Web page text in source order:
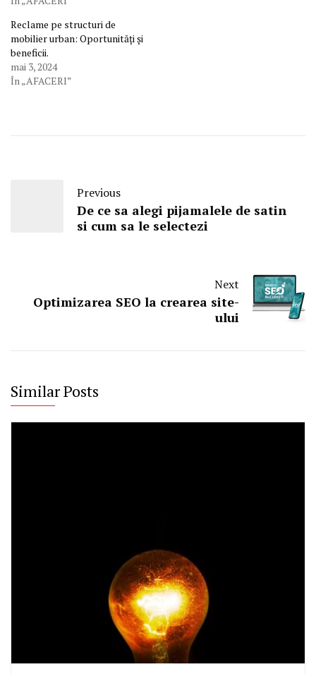
Reclame pe structuri de
mobilier urban: Oportunități și
beneficii.
mai 3, 2024
În „AFACERI”
Previous
De ce sa alegi pijamalele de satin
si cum sa le selectezi
Next
Optimizarea SEO la crearea site-
ului
Similar Posts